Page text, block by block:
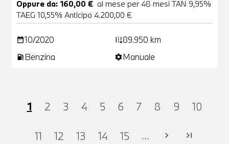
Oppure da: 160,00 € al mese per 48 mesi TAN 9,95%
TAEG 10,55% Anticipo 4.200,00 €
date_range10/2020 add_road89.950 km
local_gas_station Benzina settingsManuale
1 2 3 4 5 6 7 8 9 10
11 12 13 14 15 ... chevron_right last_page